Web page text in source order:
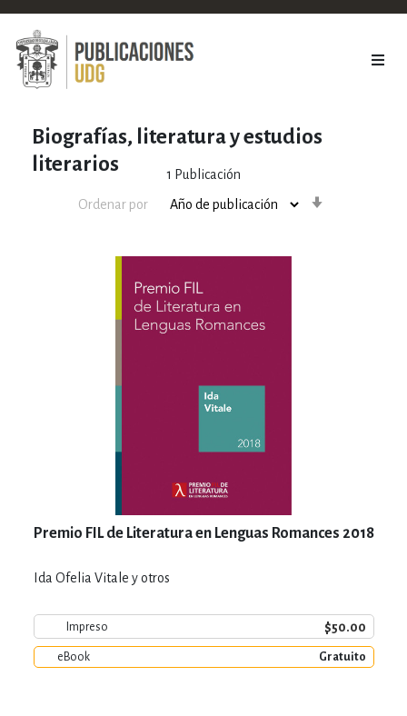
Biografías, literatura y estudios
literarios
1 Publicación
Ordenar por
Premio FIL de Literatura en Lenguas Romances 2018
Ida Ofelia Vitale y otros
Impreso $50.00
eBook Gratuito